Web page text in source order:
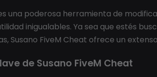
una poderosa herramienta de
inigualables. Ya sea que estés
Susano FiveM Cheat ofrece un
de Susano FiveM Cheat